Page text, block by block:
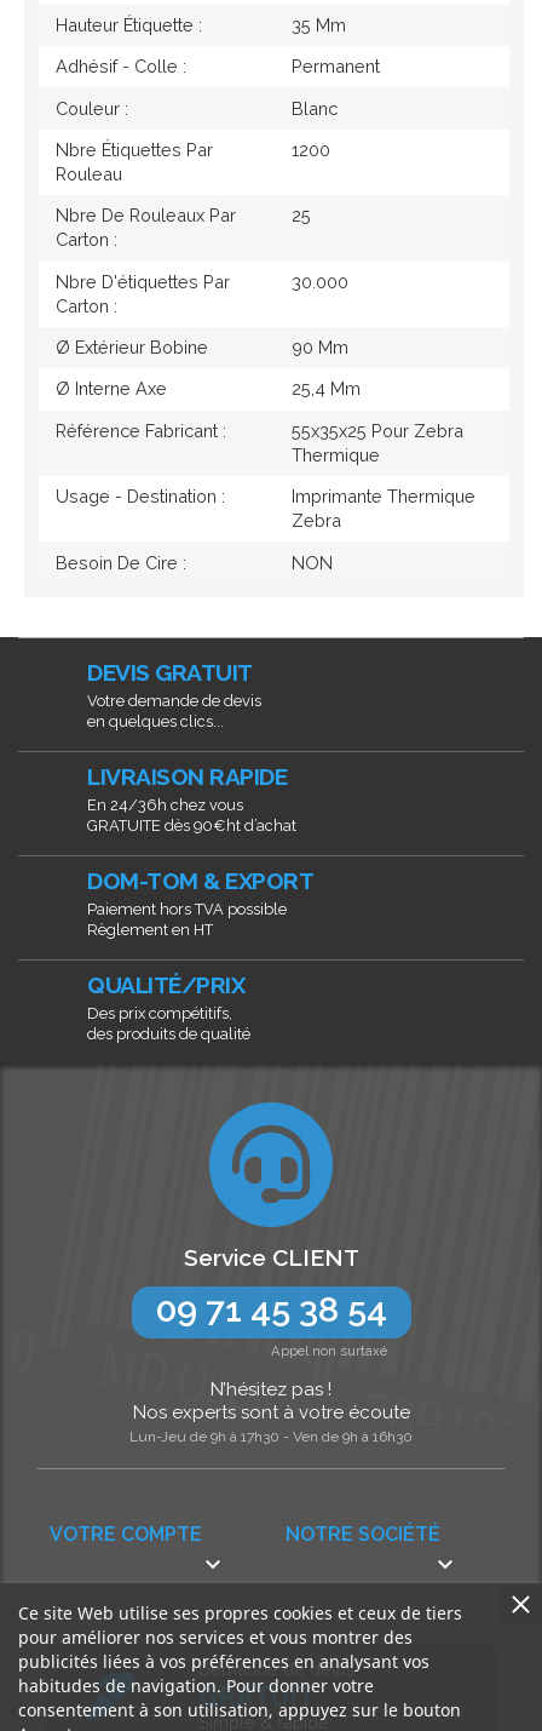
Hauteur Étiquette : 35 Mm
Adhésif - Colle : Permanent
Couleur : Blanc
Nbre Étiquettes Par
Rouleau
1200
Nbre De Rouleaux Par
Carton :
25
Nbre D'étiquettes Par
Carton :
30.000
Ø Extérieur Bobine 90 Mm
Ø Interne Axe 25,4 Mm
Référence Fabricant :
55x35x25 Pour Zebra
Thermique
Usage - Destination :
Imprimante Thermique
Zebra
Besoin De Cire : NON
DEVIS GRATUIT
Votre demande de devis
en quelques clics...
LIVRAISON RAPIDE
En 24/36h chez vous
GRATUITE dès 90€ht d’achat
DOM-TOM & EXPORT
Paiement hors TVA possible
Règlement en HT
QUALITÉ/PRIX
Des prix compétitifs,
des produits de qualité
NOTRE SOCIÉTÉ

VOTRE COMPTE

Service CLIENT
09 71 45 38 54
Appel non surtaxé
N’hésitez pas !
Nos experts sont à votre écoute
Lun-Jeu de 9h à 17h30 - Ven de 9h à 16h30
Demande de devis
GRATUIT
Simple & rapide
Ce site Web utilise ses propres cookies et ceux de tiers
pour améliorer nos services et vous montrer des
publicités liées à vos préférences en analysant vos
habitudes de navigation. Pour donner votre
consentement à son utilisation, appuyez sur le bouton